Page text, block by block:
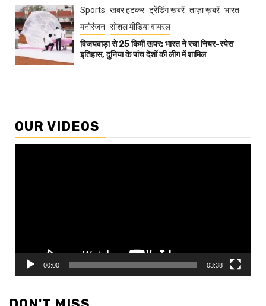
Sports खबर हटकर ट्रेंडिंग खबरें ताज़ा ख़बरें भारत
मनोरंजन सोशल मीडिया वायरल
विजयवाड़ा से 25 किमी ऊपर: भारत ने रचा नियर-स्पेस
इतिहास, दुनिया के पांच देशों की लीग में शामिल
OUR VIDEOS
00:00 03:38